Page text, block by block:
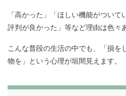
「高かった」「ほしい機能がつい
評判が良かった」等など理由は色々
こんな普段の生活の中でも、「損を
物を」という心理が垣間見えます。